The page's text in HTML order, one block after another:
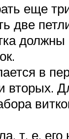
еще
две
должны
в
вторых.
т. е.